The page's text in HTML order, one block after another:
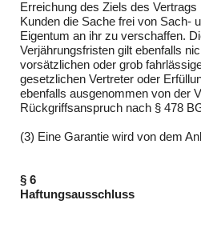
Erreichung des Ziels des
Kunden die Sache frei von Sach-
Eigentum an ihr zu verschaffen.
Verjährungsfristen gilt ebenfalls
vorsätzlichen oder grob
gesetzlichen Vertreter oder
ebenfalls ausgenommen von der
Rückgriffsanspruch nach § 478
(3) Eine Garantie wird von dem
§ 6
Haftungsausschluss